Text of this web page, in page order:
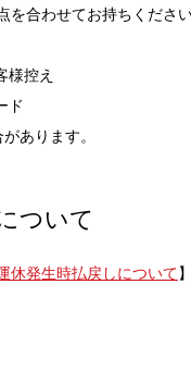
合わせてお持ちください
様控え
ド
あります。
ついて
休発生時払戻しについて